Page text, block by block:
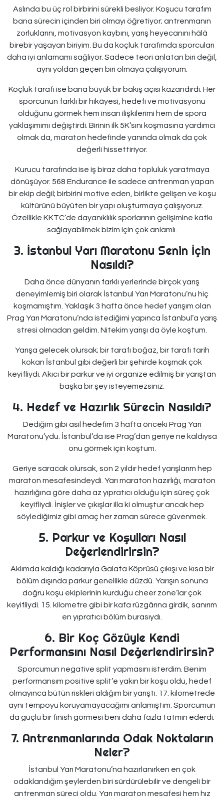
Aslında bu üç rol birbirini sürekli besliyor. Koşucu tarafım
bana sürecin içinden biri olmayı öğretiyor; antrenmanın
zorluklarını, motivasyon kaybını, yarış heyecanını hâlâ
birebir yaşayan biriyim. Bu da koçluk tarafımda sporcuları
daha iyi anlamamı sağlıyor. Sadece teori anlatan biri değil,
aynı yoldan geçen biri olmaya çalışıyorum.
Koçluk tarafı ise bana büyük bir bakış açısı kazandırdı. Her
sporcunun farklı bir hikâyesi, hedefi ve motivasyonu
olduğunu görmek hem insan ilişkilerimi hem de spora
yaklaşımımı değiştirdi. Birinin ilk 5K’sını koşmasına yardımcı
olmak da, maraton hedefinde yanında olmak da çok
değerli hissettiriyor.
Kurucu tarafında ise iş biraz daha topluluk yaratmaya
dönüşüyor. 568 Endurance ile sadece antrenman yapan
bir ekip değil; birbirini motive eden, birlikte gelişen ve koşu
kültürünü büyüten bir yapı oluşturmaya çalışıyoruz.
Özellikle KKTC’de dayanıklılık sporlarının gelişimine katkı
sağlayabilmek bizim için çok anlamlı.
3. İstanbul Yarı Maratonu Senin İçin
Nasıldı?
Daha önce dünyanın farklı yerlerinde birçok yarış
deneyimlemiş biri olarak İstanbul Yarı Maratonu’nu hiç
koşmamıştım. Yaklaşık 3 hafta önce hedef yarışım olan
Prag Yarı Maratonu’nda istediğimi yapınca İstanbul’a yarış
stresi olmadan geldim. Nitekim yarışı da öyle koştum.
Yarışa gelecek olursak; bir tarafı boğaz, bir tarafı tarih
kokan İstanbul gibi değerli bir şehirde koşmak çok
keyifliydi. Akıcı bir parkur ve iyi organize edilmiş bir yarıştan
başka bir şey isteyemezsiniz.
4. Hedef ve Hazırlık Sürecin Nasıldı?
Dediğim gibi asıl hedefim 3 hafta önceki Prag Yarı
Maratonu’ydu. İstanbul’da ise Prag’dan geriye ne kaldıysa
onu görmek için koştum.
Geriye saracak olursak, son 2 yıldır hedef yarışlarım hep
maraton mesafesindeydi. Yarı maraton hazırlığı, maraton
hazırlığına göre daha az yıpratıcı olduğu için süreç çok
keyifliydi. İnişler ve çıkışlar illa ki olmuştur ancak hep
söylediğimiz gibi amaç her zaman sürece güvenmek.
5. Parkur ve Koşulları Nasıl
Değerlendirirsin?
Aklımda kaldığı kadarıyla Galata Köprüsü çıkışı ve kısa bir
bölüm dışında parkur genellikle düzdü. Yarışın sonuna
doğru koşu ekiplerinin kurduğu cheer zone’lar çok
keyifliydi. 15. kilometre gibi bir kafa rüzgârına girdik, sanırım
en yıpratıcı bölüm burasıydı.
6. Bir Koç Gözüyle Kendi
Performansını Nasıl Değerlendirirsin?
Sporcumun negative split yapmasını isterdim. Benim
performansım positive split’e yakın bir koşu oldu, hedef
olmayınca bütün riskleri aldığım bir yarıştı. 17. kilometrede
aynı tempoyu koruyamayacağımı anlamıştım. Sporcumun
da güçlü bir finish görmesi beni daha fazla tatmin ederdi.
7. Antrenmanlarında Odak Noktaların
Neler?
İstanbul Yarı Maratonu’na hazırlanırken en çok
odaklandığım şeylerden biri sürdürülebilir ve dengeli bir
antrenman süreci oldu. Yarı maraton mesafesi hem hız